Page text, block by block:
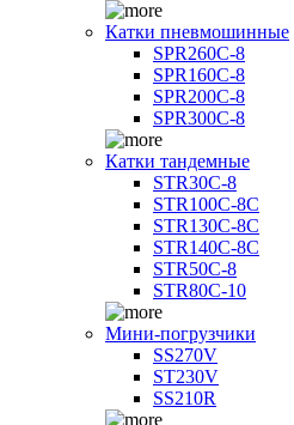
Катки пневмошинные
SPR260C-8
SPR160C-8
SPR200C-8
SPR300C-8
Катки тандемные
STR30C-8
STR100C-8С
STR130C-8С
STR140C-8С
STR50C-8
STR80C-10
Мини-погрузчики
SS270V
ST230V
SS210R